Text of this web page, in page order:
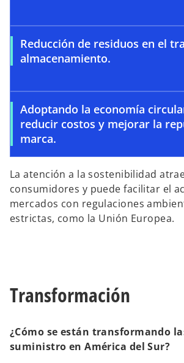
Reducción de residuos en el
almacenamiento.
Adoptando la economía
reducir costos y mejorar la
marca.
La atención a la sostenibilidad
consumidores y puede facilitar el
mercados con regulaciones
estrictas, como la Unión Europea.
Transformación
¿Cómo se están transformando
suministro en América del Sur?